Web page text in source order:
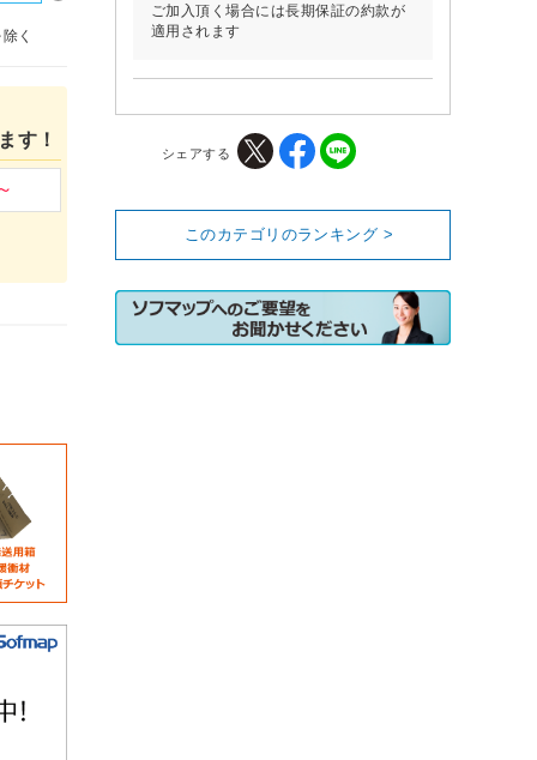
く
す！
ご加入頂く場合には長期保証の約款が
適用されます
シェアする
このカテゴリのランキング >